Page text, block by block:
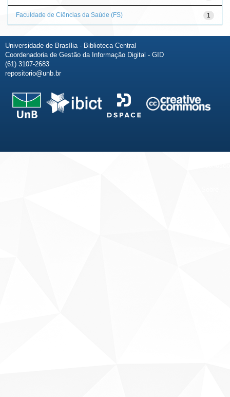
1
Faculdade de Ciências da Saúde (FS)
Universidade de Brasília - Biblioteca Central
Coordenadoria de Gestão da Informação Digital - GID
(61) 3107-2683
repositorio@unb.br